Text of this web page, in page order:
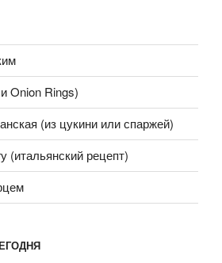
Onion Rings)
(из цукини или спаржей)
(итальянский рецепт)